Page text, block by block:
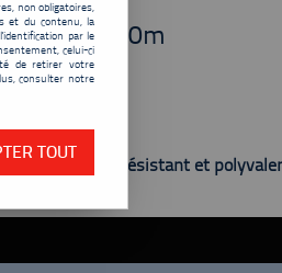
noir - 10m
de11,00€
!!! Cordage résistant et
non obligatoires,
et du contenu, la
par le
celui-ci
de retirer votre
consulter notre
TOUT